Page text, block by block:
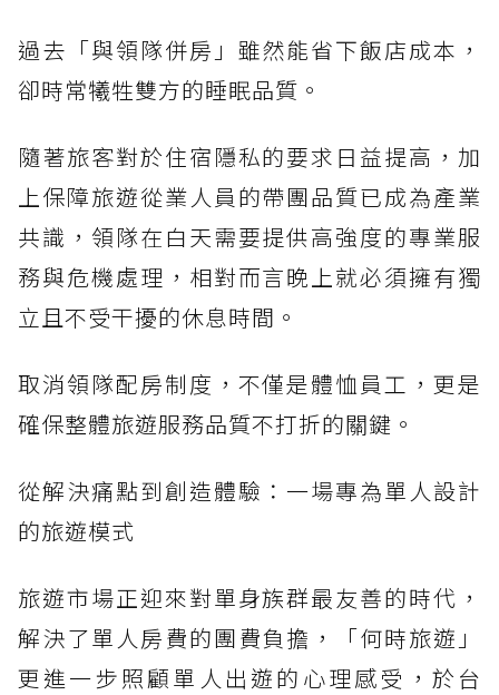
過去「與領隊併房」雖然能省下飯店成本，
卻時常犧牲雙方的睡眠品質。
隨著旅客對於住宿隱私的要求日益提高，加
上保障旅遊從業人員的帶團品質已成為產業
共識，領隊在白天需要提供高強度的專業服
務與危機處理，相對而言晚上就必須擁有獨
立且不受干擾的休息時間。
取消領隊配房制度，不僅是體恤員工，更是
確保整體旅遊服務品質不打折的關鍵。
從解決痛點到創造體驗：一場專為單人設計
的旅遊模式
旅遊市場正迎來對單身族群最友善的時代，
解決了單人房費的團費負擔，「何時旅遊」
更進一步照顧單人出遊的心理感受，於台